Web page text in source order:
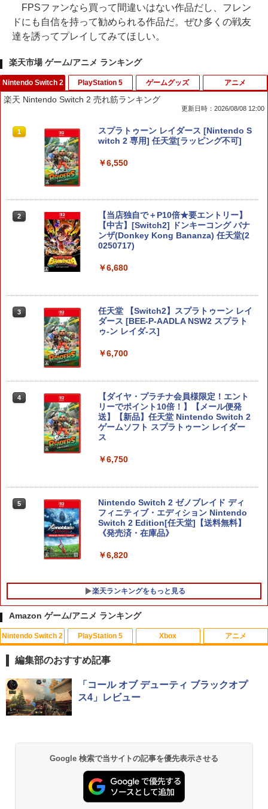
FPSファンなら買って間違いはない作品だし、フレン
ドにも自信を持って勧められる作品だ。ぜひ多くの戦友
達を誘ってプレイしてみてほしい。
楽天市場 ゲーム/アニメ ランキング
Nintendo Switch 2
楽天 Nintendo Switch 2 売れ筋ランキング
更新日時：2026/08/08 12:00
1
スプラトゥーン レイダース [Nintendo S
witch 2 専用] 任天堂[ラッピング不可]
￥6,550
2
【当店独自で＋P10倍★要エントリー】
【中古】[Switch2] ドンキーコング バナ
ンザ(Donkey Kong Bananza) 任天堂(2
0250717)
￥6,680
3
任天堂 【Switch2】スプラトゥーン レイ
ダース [BEE-P-AADLA NSW2 スプラト
ゥ-ン レイダ-ス]
￥6,700
4
【ダイヤ・プラチナ会員様限定！エント
リーでポイント10倍！】【メール便発
送】【新品】任天堂 Nintendo Switch 2
ゲームソフト スプラトゥーン レイダー
ス
￥6,750
5
Nintendo Switch 2 ゼノブレイド ディ
フィニティブ・エディション Nintendo
Switch 2 Edition[任天堂]【送料無料】
《発売済・在庫品》
￥6,820
楽天ランキングをもっと見る
PlayStation 5
1
FPS エイム アシストキャップ PS5 PS4
コントローラ 対応 Playstation プレイス
テーション 対戦 APEX cod フォトナ FP
パープル オレンジ シューティングゲー
ム アクションゲーム プレステ プレステ5
PS5 SONY純正USBケーブル CtoC PS5
後期型 単品
￥1,500
ゲームグッズ アニメ
1
【中古】【未使用品】モアナと伝説の海
2 [純正ブルーレイ＋純正ケース]
A】
￥4,400
Amazon ゲーム/アニメ ランキング
Nintendo Switch 2
1
スプラトゥーン レイダース|オンライン
コード版
￥6,449
PlayStation 5
1
PlayStation 5 デジタル・エディション
日本語専用 Console Language: Japan
ese only (CFI-2200B01)
Beast of Reincarnation -PS5 【特典】
プロダクトコード 封入
￥7,286
Xbox
1
【純正品】Xbox ワイヤレス コントロー
ラー + USB-C® ケーブル
【純正品】Xbox ワイヤレス コントロー
ラー (ロボット ホワイト)
￥7,681
アニメ
1
劇場版「鬼滅の刃」無限城編 第一章 猗
窩座再来 通常版 [Blu-ray]
窩座再来 通常版 [DVD]
￥3,523
編集部のおすすめ記事
「コール オブ デューティ ブラックオプ
ス4」レビュー
Google 検索で当サイトの記事を優先表示させる